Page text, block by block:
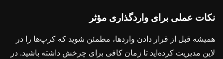
نکات عملی برای واردگذاری مؤثر
همیشه قبل از قرار دادن واردها، مطمئن شوید که کرپ‌ها را در
لاین مدیریت کرده‌اید تا زمان کافی برای چرخش داشته باشید. در